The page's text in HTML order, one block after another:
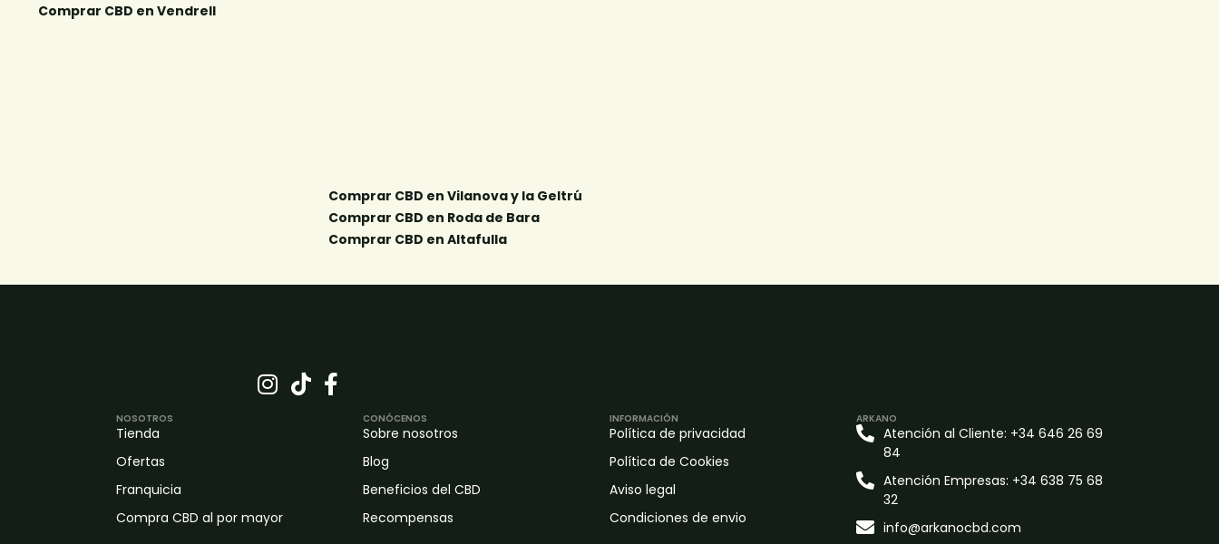
Comprar CBD en Vendrell
NOSOTROS
Tienda
Ofertas
Franquicia
Compra CBD al por mayor
CONÓCENOS
Sobre nosotros
Blog
Beneficios del CBD
Recompensas
INFORMACIÓN
Política de privacidad
Política de Cookies
Aviso legal
Condiciones de envio
ARKANO
Atención al Cliente: +34 646 26 69
84
Atención Empresas: +34 638 75 68
32
info@arkanocbd.com